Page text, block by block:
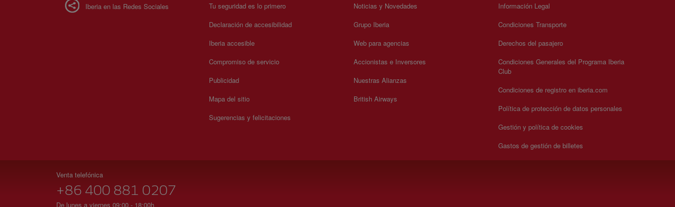
Iberia en las Redes Sociales
Tu seguridad es lo primero
Declaración de accesibilidad
Iberia accesible
Compromiso de servicio
Publicidad
Mapa del sitio
Sugerencias y felicitaciones
Noticias y Novedades
Grupo Iberia
Web para agencias
Accionistas e Inversores
Nuestras Alianzas
British Airways
Información Legal
Condiciones Transporte
Derechos del pasajero
Condiciones Generales del Programa Iberia
Club
Condiciones de registro en iberia.com
Política de protección de datos personales
Gestión y política de cookies
Gastos de gestión de billetes
Venta telefónica
+86 400 881 0207
De lunes a viernes 09:00 - 18:00h